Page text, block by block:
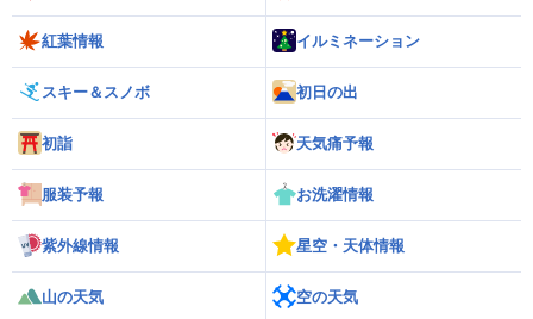
紅葉情報 イルミネーション
スキー＆スノボ 初日の出
初詣 天気痛予報
服装予報 お洗濯情報
紫外線情報 星空・天体情報
山の天気 空の天気